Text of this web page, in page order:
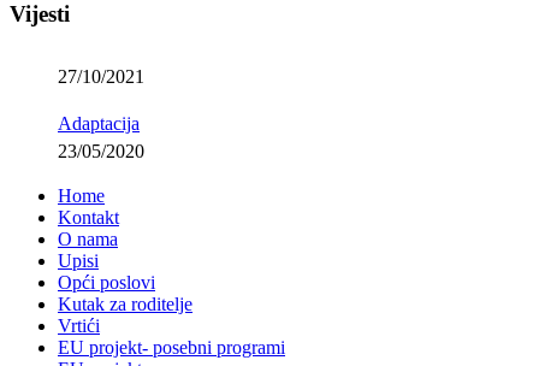
Vijesti
27/10/2021
Adaptacija
23/05/2020
Home
Kontakt
O nama
Upisi
Opći poslovi
Kutak za roditelje
Vrtići
EU projekt- posebni programi